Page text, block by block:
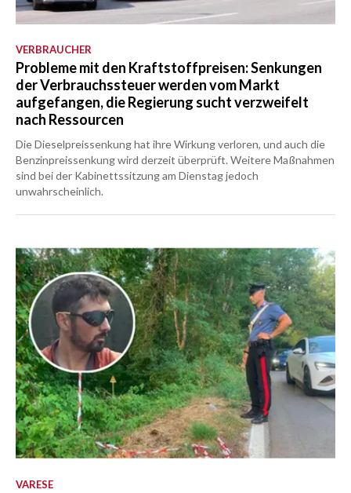
VERBRAUCHER
Probleme mit den Kraftstoffpreisen: Senkungen
der Verbrauchssteuer werden vom Markt
aufgefangen, die Regierung sucht verzweifelt
nach Ressourcen
Die Dieselpreissenkung hat ihre Wirkung verloren, und auch die
Benzinpreissenkung wird derzeit überprüft. Weitere Maßnahmen
sind bei der Kabinettssitzung am Dienstag jedoch
unwahrscheinlich.
VARESE